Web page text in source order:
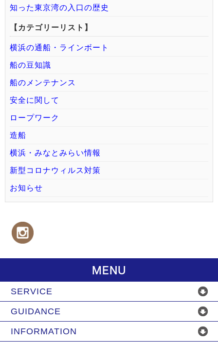
知った東京湾の入口の歴史
【カテゴリーリスト】
横浜の通船・ラインボート
船の豆知識
船のメンテナンス
安全に関して
ロープワーク
造船
横浜・みなとみらい情報
新型コロナウィルス対策
お知らせ
MENU
SERVICE
GUIDANCE
INFORMATION